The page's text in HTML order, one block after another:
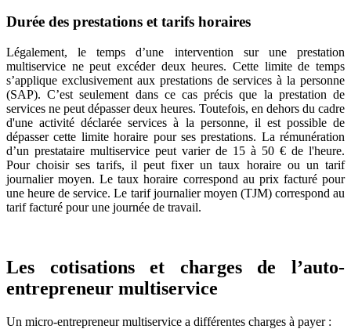
Durée des prestations et tarifs horaires
Légalement, le temps d’une intervention sur une prestation
multiservice ne peut excéder deux heures. Cette limite de temps
s’applique exclusivement aux prestations de services à la personne
(SAP). C’est seulement dans ce cas précis que la prestation de
services ne peut dépasser deux heures. Toutefois, en dehors du cadre
d'une activité déclarée services à la personne, il est possible de
dépasser cette limite horaire pour ses prestations. La rémunération
d’un prestataire multiservice peut varier de 15 à 50 € de l'heure.
Pour choisir ses tarifs, il peut fixer un taux horaire ou un tarif
journalier moyen. Le taux horaire correspond au prix facturé pour
une heure de service. Le tarif journalier moyen (TJM) correspond au
tarif facturé pour une journée de travail.
Les cotisations et charges de l’auto-
entrepreneur multiservice
Un micro-entrepreneur multiservice a différentes charges à payer :